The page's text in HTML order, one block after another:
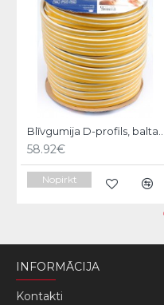
58.92€
Nopirkt
INFORMĀCIJA
Kontakti